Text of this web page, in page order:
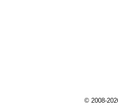
© 2008-